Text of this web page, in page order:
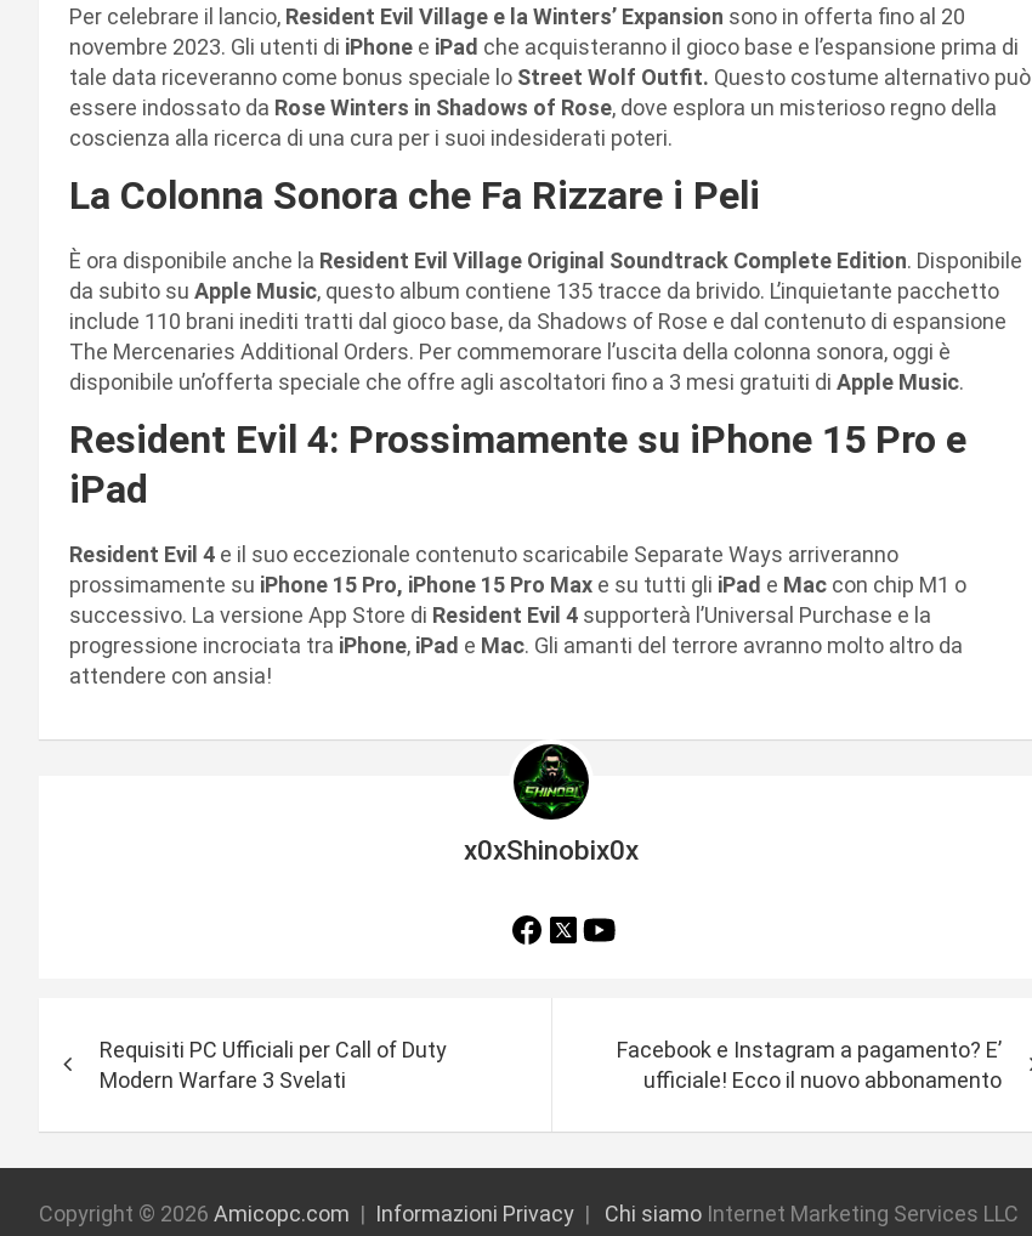
Per celebrare il lancio, Resident Evil Village e la Winters’ Expansion sono in offerta fino al 20
novembre 2023. Gli utenti di iPhone e iPad che acquisteranno il gioco base e l’espansione prima di
tale data riceveranno come bonus speciale lo Street Wolf Outfit. Questo costume alternativo può
essere indossato da Rose Winters in Shadows of Rose, dove esplora un misterioso regno della
coscienza alla ricerca di una cura per i suoi indesiderati poteri.
La Colonna Sonora che Fa Rizzare i Peli
È ora disponibile anche la Resident Evil Village Original Soundtrack Complete Edition. Disponibile
da subito su Apple Music, questo album contiene 135 tracce da brivido. L’inquietante pacchetto
include 110 brani inediti tratti dal gioco base, da Shadows of Rose e dal contenuto di espansione
The Mercenaries Additional Orders. Per commemorare l’uscita della colonna sonora, oggi è
disponibile un’offerta speciale che offre agli ascoltatori fino a 3 mesi gratuiti di Apple Music.
Resident Evil 4: Prossimamente su iPhone 15 Pro e
iPad
Resident Evil 4 e il suo eccezionale contenuto scaricabile Separate Ways arriveranno
prossimamente su iPhone 15 Pro, iPhone 15 Pro Max e su tutti gli iPad e Mac con chip M1 o
successivo. La versione App Store di Resident Evil 4 supporterà l’Universal Purchase e la
progressione incrociata tra iPhone, iPad e Mac. Gli amanti del terrore avranno molto altro da
attendere con ansia!
x0xShinobix0x
v
i
g
Requisiti PC Ufficiali per Call of Duty
Modern Warfare 3 Svelati
Facebook e Instagram a pagamento? E’
ufficiale! Ecco il nuovo abbonamento
Copyright © 2026 Amicopc.com Informazioni Privacy Chi siamo Internet Marketing Services LLC